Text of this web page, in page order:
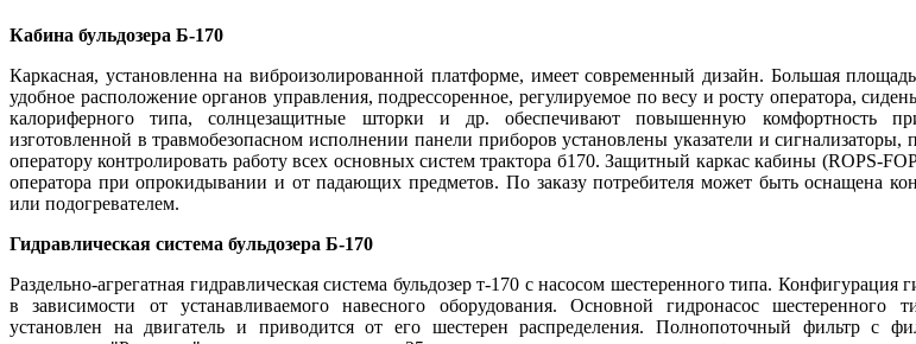
Кабина бульдозера Б-170
Каркасная, установленна на виброизолированной платформе, имеет современный дизайн. Большая площадь
удобное расположение органов управления, подрессоренное, регулируемое по весу и росту оператора,
калориферного типа, солнцезащитные шторки и др. обеспечивают повышенную комфортность
изготовленной в травмобезопасном исполнении панели приборов установлены указатели и сигнализаторы,
оператору контролировать работу всех основных систем трактора б170. Защитный каркас кабины (ROPS-
оператора при опрокидывании и от падающих предметов. По заказу потребителя может быть оснащена
или подогревателем.
Гидравлическая система бульдозера Б-170
Раздельно-агрегатная гидравлическая система бульдозер т-170 с насосом шестеренного типа. Конфигурация
в зависимости от устанавливаемого навесного оборудования. Основной гидронасос шестеренного
установлен на двигатель и приводится от его шестерен распределения. Полнопоточный фильтр с